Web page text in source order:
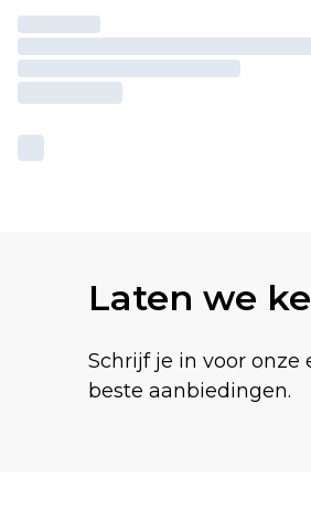
Laten we
Schrijf je in voor onze
beste aanbiedingen.